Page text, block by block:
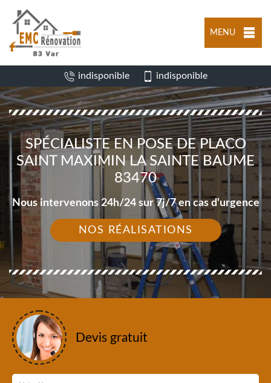
MENU
indisponible indisponible
SPÉCIALISTE EN POSE DE PLACO
SAINT MAXIMIN LA SAINTE BAUME
83470
Nous intervenons 24h/24 sur 7j/7 en cas d'urgence
NOS RÉALISATIONS
Devis gratuit